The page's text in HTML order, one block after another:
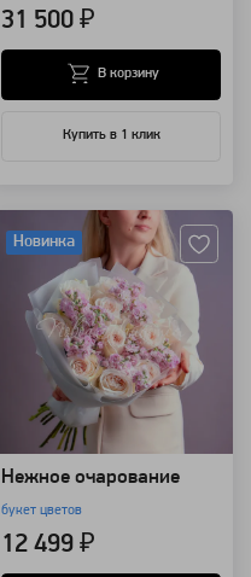
31 500 ₽
Купить в 1 клик
В корзину
Новинка
Нежное очарование
букет цветов
12 499 ₽